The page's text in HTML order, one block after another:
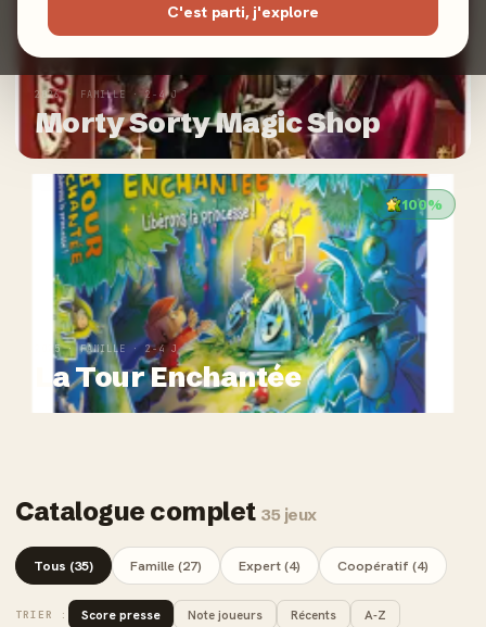
C'est parti, j'explore
2026 · FAMILLE · 2-4 J
Morty Sorty Magic Shop
100%
2025 · FAMILLE · 2-4 J
La Tour Enchantée
Catalogue complet 35 jeux
Tous (35) Famille (27) Expert (4) Coopératif (4)
TRIER : Score presse Note joueurs Récents A-Z